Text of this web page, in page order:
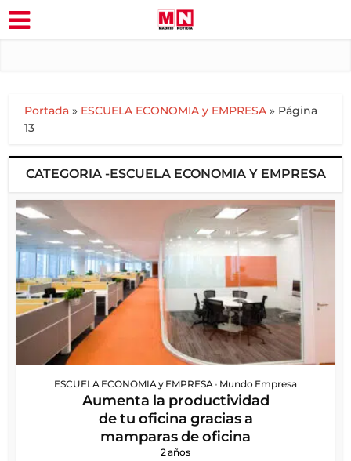
Portada » ESCUELA ECONOMIA y EMPRESA » Página
13
CATEGORIA -ESCUELA ECONOMIA Y EMPRESA
ESCUELA ECONOMIA y EMPRESA • Mundo Empresa
Aumenta la productividad
de tu oficina gracias a
mamparas de oficina
2 años